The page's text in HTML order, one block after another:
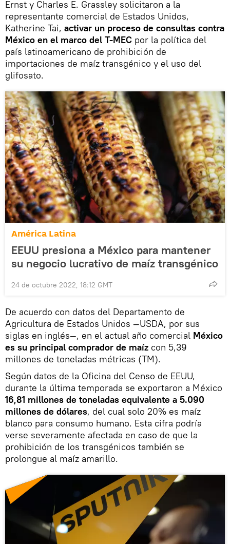
Ernst y Charles E. Grassley solicitaron a la
representante comercial de Estados Unidos,
Katherine Tai, activar un proceso de consultas contra
México en el marco del T-MEC por la política del
país latinoamericano de prohibición de
importaciones de maíz transgénico y el uso del
glifosato.
América Latina
EEUU presiona a México para mantener
su negocio lucrativo de maíz transgénico
24 de octubre 2022, 18:12 GMT
De acuerdo con datos del Departamento de
Agricultura de Estados Unidos —USDA, por sus
siglas en inglés—, en el actual año comercial México
es su principal comprador de maíz con 5,39
millones de toneladas métricas (TM).
Según datos de la Oficina del Censo de EEUU,
durante la última temporada se exportaron a México
16,81 millones de toneladas equivalente a 5.090
millones de dólares, del cual solo 20% es maíz
blanco para consumo humano. Esta cifra podría
verse severamente afectada en caso de que la
prohibición de los transgénicos también se
prolongue al maíz amarillo.